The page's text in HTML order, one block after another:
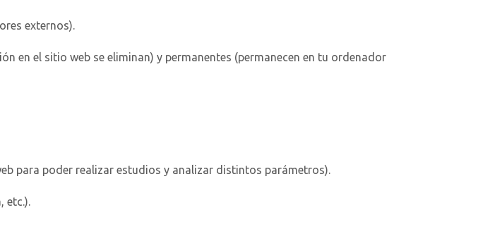
externos).
en el sitio web se eliminan) y permanentes (permanecen en tu ordenador
para poder realizar estudios y analizar distintos parámetros).
etc.).